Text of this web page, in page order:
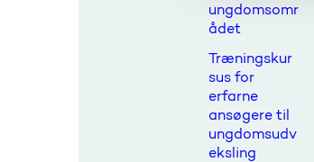
ungdomsomr
ådet
Træningskur
sus for
erfarne
ansøgere til
ungdomsudv
eksling